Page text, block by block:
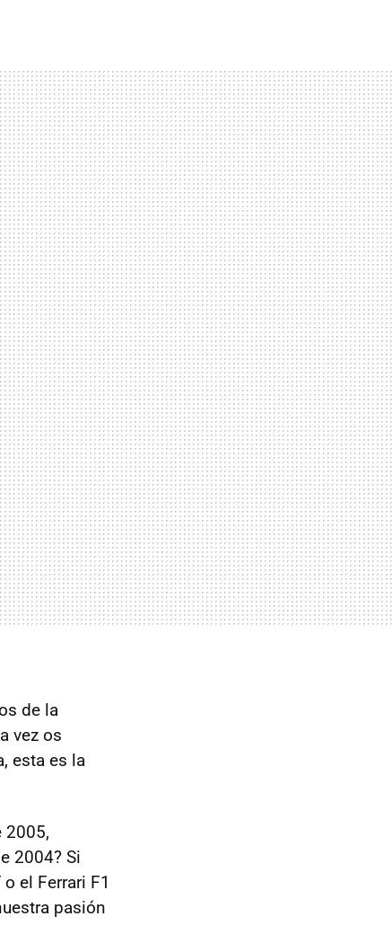
de la
vez os
esta es la
2005,
2004? Si
el Ferrari F1
pasión